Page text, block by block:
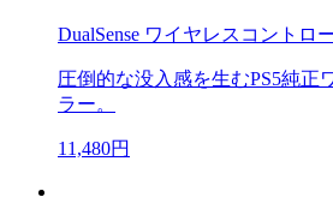
DualSense ワイヤレスコントロ
圧倒的な没入感を生むPS5純正
ラー。
11,480円